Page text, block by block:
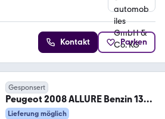
Kontakt Parken
Gesponsert
Peugeot 2008 ALLURE Benzin 130
EAT8
Lieferung möglich